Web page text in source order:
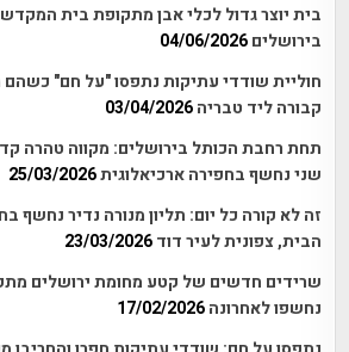
בית יוצר גדול לכלי אבן מתקופת בית
בירושלים 04/06/2026
חוליית שודדי עתיקות נתפסו "על חם"
קבורה ליד טבריה 03/04/2026
תחת רחבת הכותל בירושלים: מקווה טהרה
שני נחשף בחפירה ארכיאלוגית25/03/2026
זה לא קורה כל יום: תליון מנורה נדיר נחשף
הבית, צפונית לעיר דוד 23/03/2026
שרידים חדשים של קטע מחומת ירושלים
נחשפו לאחרונה 17/02/2026